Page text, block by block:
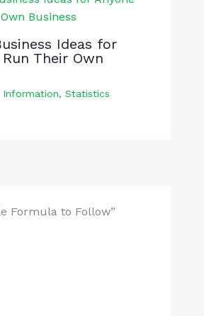
Ideas for
Their Own
Information, Statistics
Formula to Follow”